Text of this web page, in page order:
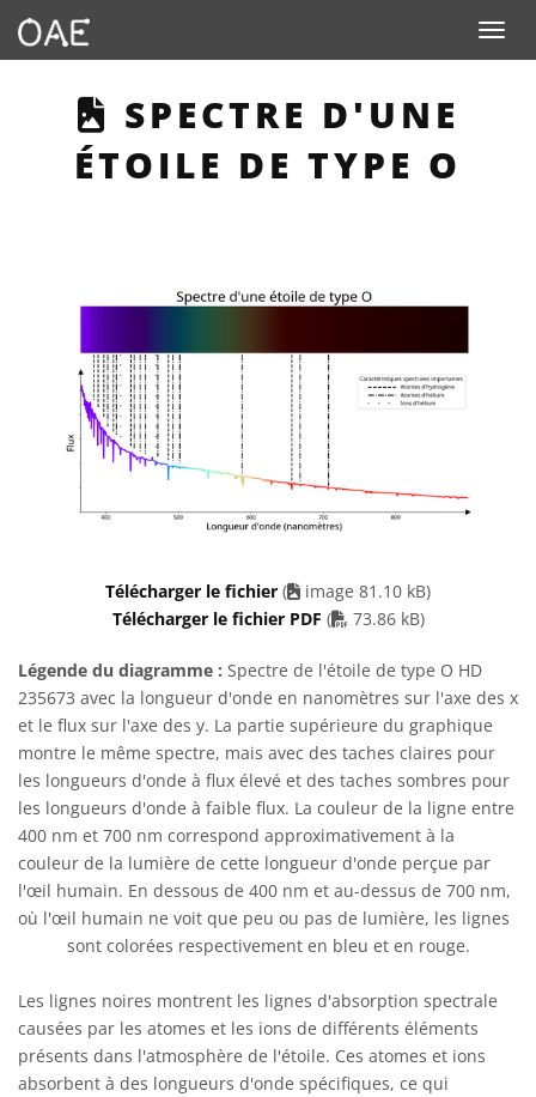
Toggle
THIS PAGE
SPECTRE D'UNE
ÉTOILE DE TYPE O
Télécharger le fichier (
image 81.10 kB)
Télécharger le fichier PDF ( PDF file
73.86 kB)
Légende du diagramme : Spectre de l'étoile de type O HD
235673 avec la longueur d'onde en nanomètres sur l'axe des x
et le flux sur l'axe des y. La partie supérieure du graphique
montre le même spectre, mais avec des taches claires pour
les longueurs d'onde à flux élevé et des taches sombres pour
les longueurs d'onde à faible flux. La couleur de la ligne entre
400 nm et 700 nm correspond approximativement à la
couleur de la lumière de cette longueur d'onde perçue par
l'œil humain. En dessous de 400 nm et au-dessus de 700 nm,
où l'œil humain ne voit que peu ou pas de lumière, les lignes
sont colorées respectivement en bleu et en rouge.
Les lignes noires montrent les lignes d'absorption spectrale
causées par les atomes et les ions de différents éléments
présents dans l'atmosphère de l'étoile. Ces atomes et ions
absorbent à des longueurs d'onde spécifiques, ce qui